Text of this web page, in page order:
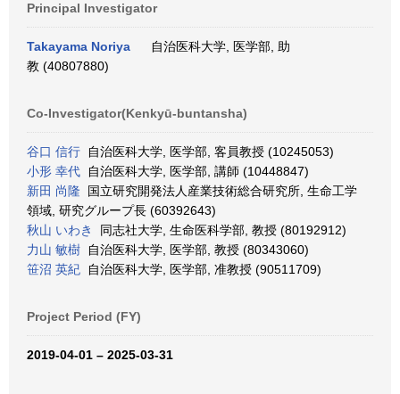
Principal Investigator
Takayama Noriya
自治医科大学, 医学部, 助
教 (40807880)
Co-Investigator(Kenkyū-buntansha)
谷口 信行 自治医科大学, 医学部, 客員教授 (10245053)
小形 幸代 自治医科大学, 医学部, 講師 (10448847)
新田 尚隆 国立研究開発法人産業技術総合研究所, 生命工学
領域, 研究グループ長 (60392643)
秋山 いわき
同志社大学, 生命医科学部, 教授 (80192912)
力山 敏樹 自治医科大学, 医学部, 教授 (80343060)
笹沼 英紀 自治医科大学, 医学部, 准教授 (90511709)
Project Period (FY)
2019-04-01 – 2025-03-31